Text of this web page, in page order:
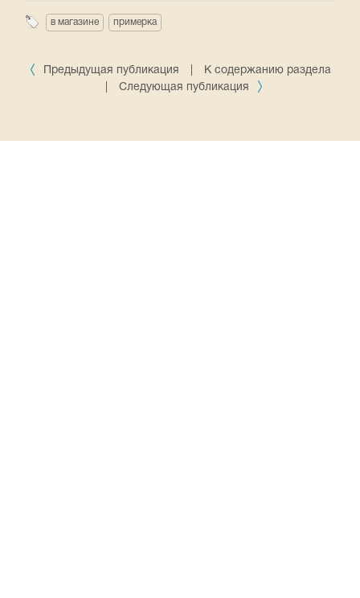
в магазине примерка
Предыдущая публикация
К содержанию раздела
Следующая публикация